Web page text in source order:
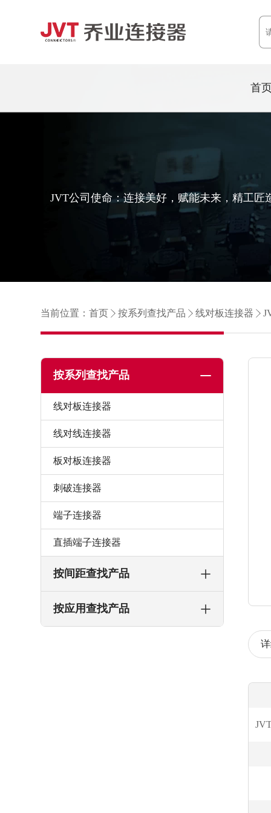
首
JVT公司使命：连接美好，赋能未来，精工匠
当前位置：首页 按系列查找产品 线对板连接器
按系列查找产品
线对板连接器
线对线连接器
板对板连接器
刺破连接器
端子连接器
直插端子连接器
按间距查找产品
按应用查找产品